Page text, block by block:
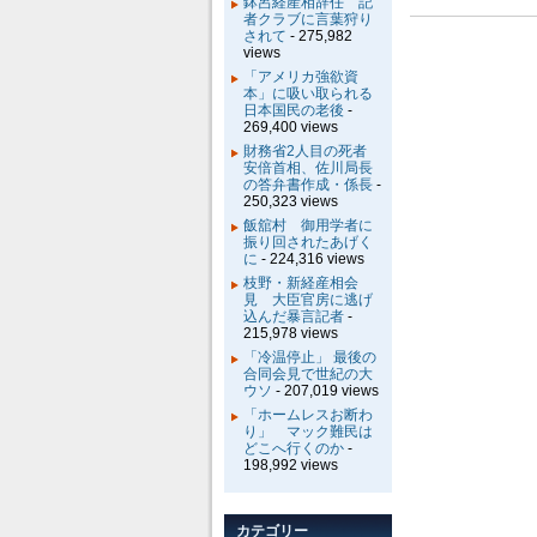
者クラブに言葉狩り
されて - 275,982
views
「アメリカ強欲資
本」に吸い取られる
日本国民の老後 -
269,400 views
財務省2人目の死者
安倍首相、佐川局長
の答弁書作成・係長 -
250,323 views
飯舘村 御用学者に
振り回されたあげく
に - 224,316 views
枝野・新経産相会
見 大臣官房に逃げ
込んだ暴言記者 -
215,978 views
「冷温停止」 最後の
合同会見で世紀の大
ウソ - 207,019 views
「ホームレスお断わ
り」 マック難民は
どこへ行くのか -
198,992 views
カテゴリー